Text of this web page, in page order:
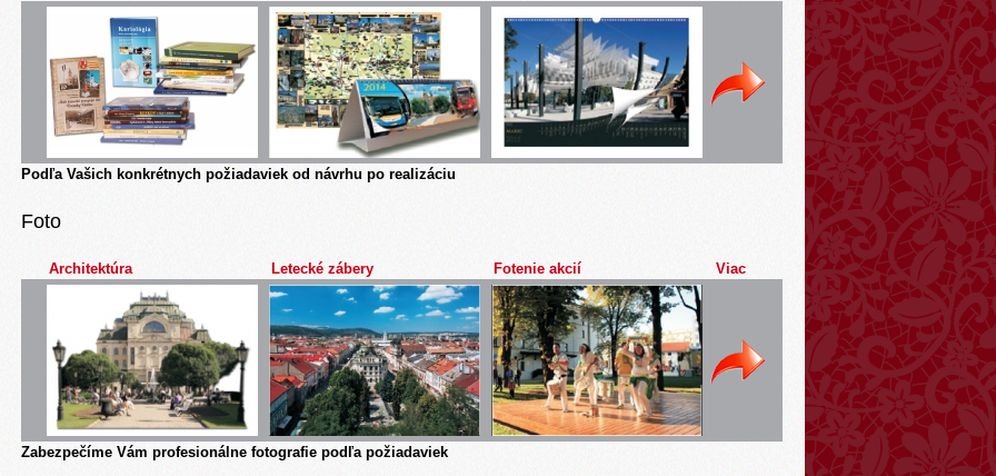
Podľa Vašich konkrétnych požiadaviek od návrhu po realizáciu
Foto
Architektúra Letecké zábery Fotenie akcií Viac
Zabezpečíme Vám profesionálne fotografie podľa požiadaviek